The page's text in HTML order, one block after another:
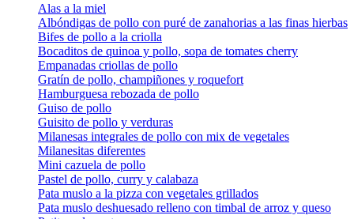
Alas a la miel
Albóndigas de pollo con puré de zanahorias a las finas hierbas
Bifes de pollo a la criolla
Bocaditos de quinoa y pollo, sopa de tomates cherry
Empanadas criollas de pollo
Gratín de pollo, champiñones y roquefort
Hamburguesa rebozada de pollo
Guiso de pollo
Guisito de pollo y verduras
Milanesas integrales de pollo con mix de vegetales
Milanesitas diferentes
Mini cazuela de pollo
Pastel de pollo, curry y calabaza
Pata muslo a la pizza con vegetales grillados
Pata muslo deshuesado relleno con timbal de arroz y queso